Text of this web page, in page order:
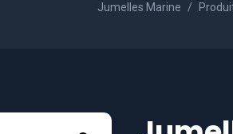
Jumelles Marine